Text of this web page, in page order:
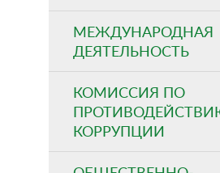
МЕЖДУНАРОДНАЯ
ДЕЯТЕЛЬНОСТЬ
КОМИССИЯ ПО
КОРРУПЦИИ